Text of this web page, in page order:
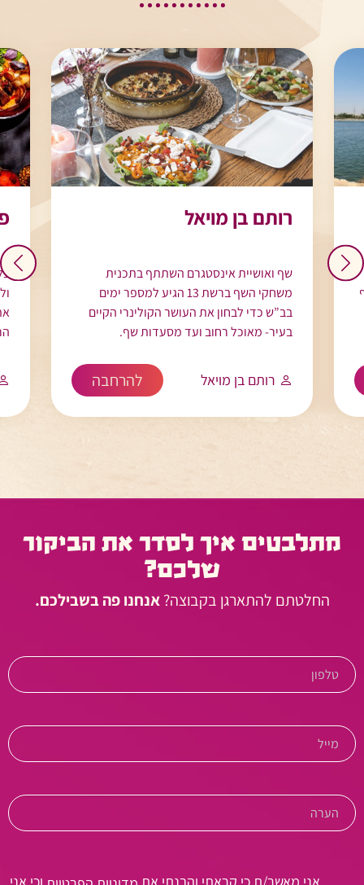
רותם בן מויאל
שף ואושיית אינסטגרם השתתף בתכנית
משחקי השף ברשת 13 הגיע למספר ימים
בב”ש כדי לבחון את העושר הקולינרי הקיים
בעיר- מאוכל רחוב ועד מסעדות שף.
רותם בן מויאל להרחבה
מתלבטים איך לסדר את הביקור
שלכם?
החלטתם להתארגן בקבוצה?אנחנו פה בשבילכם.
אני מאשר/ת כי קראתי והבנתי את וכי אני